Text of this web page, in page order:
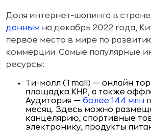
Доля интернет-шопинга в стране
данным на декабрь 2022 года,
первое место в мире по
коммерции. Самые популярные
ресурсы:
Ти-молл (Tmall) — онлайн
площадка КНР, а также
Аудитория — более 144 млн
месяц. Здесь можно
канцелярию, спортивные
электронику, продукты